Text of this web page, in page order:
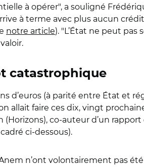
à opérer", a souligné
à terme avec plus aucun
notre article). "L’État ne peut
catastrophique
d’euros (à parité entre État et
allait faire ces dix, vingt
(Horizons), co-auteur d’un
ci-dessous).
n’ont volontairement pas